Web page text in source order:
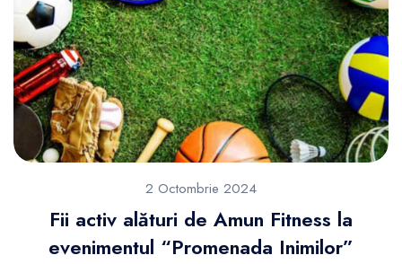
2 Octombrie 2024
Fii activ alături de Amun Fitness la
evenimentul “Promenada Inimilor”